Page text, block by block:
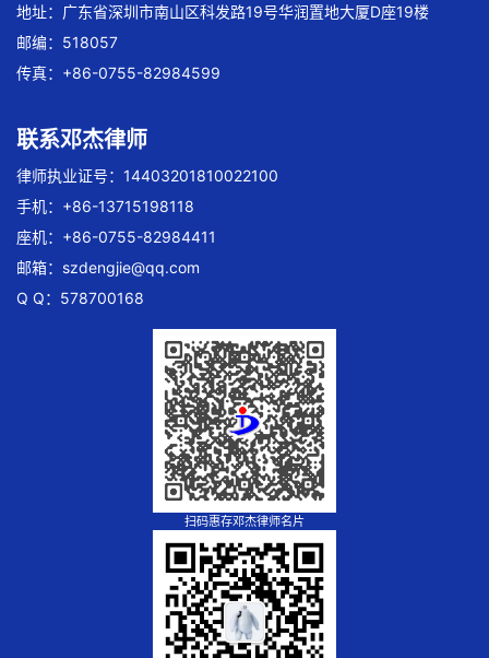
地址：广东省深圳市南山区科发路19号华润置地大厦D座19楼
邮编：518057
传真：+86-0755-82984599
联系邓杰律师
律师执业证号：14403201810022100
手机：+86-13715198118
座机：+86-0755-82984411
邮箱： szdengjie@qq.com
Q Q：578700168
扫码惠存邓杰律师名片